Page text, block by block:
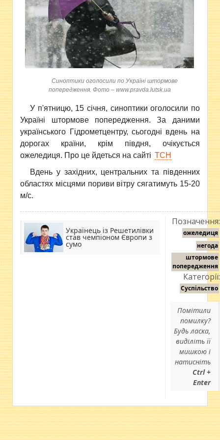
Синоптики оголосили по Україні штормове
попередження. Фото – www.pravda.lutsk.ua
У п'ятницю, 15 січня, синоптики оголосили по
Україні штормове попередження. За даними
українського Гідрометцентру, сьогодні вдень на
дорогах країни, крім півдня, очікується
ожеледиця. Про це йдеться на сайті ТСН
Вдень у західних, центральних та південних
областях місцями пориви вітру сягатимуть 15-20
м/с.
Українець із Решетилівки
став чемпіоном Європи з
сумо
Позначення:
ожеледиця
негода
штормове
попередження
Категорії:
Суспільство
Помітили
помилку?
Будь ласка,
виділіть її
мишкою і
натисніть
Ctrl +
Enter